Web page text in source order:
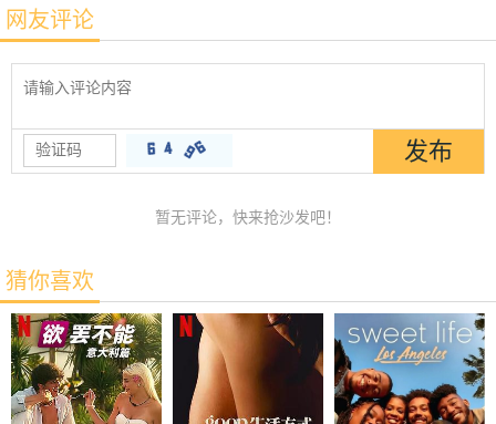
网友评论
暂无评论，快来抢沙发吧！
猜你喜欢